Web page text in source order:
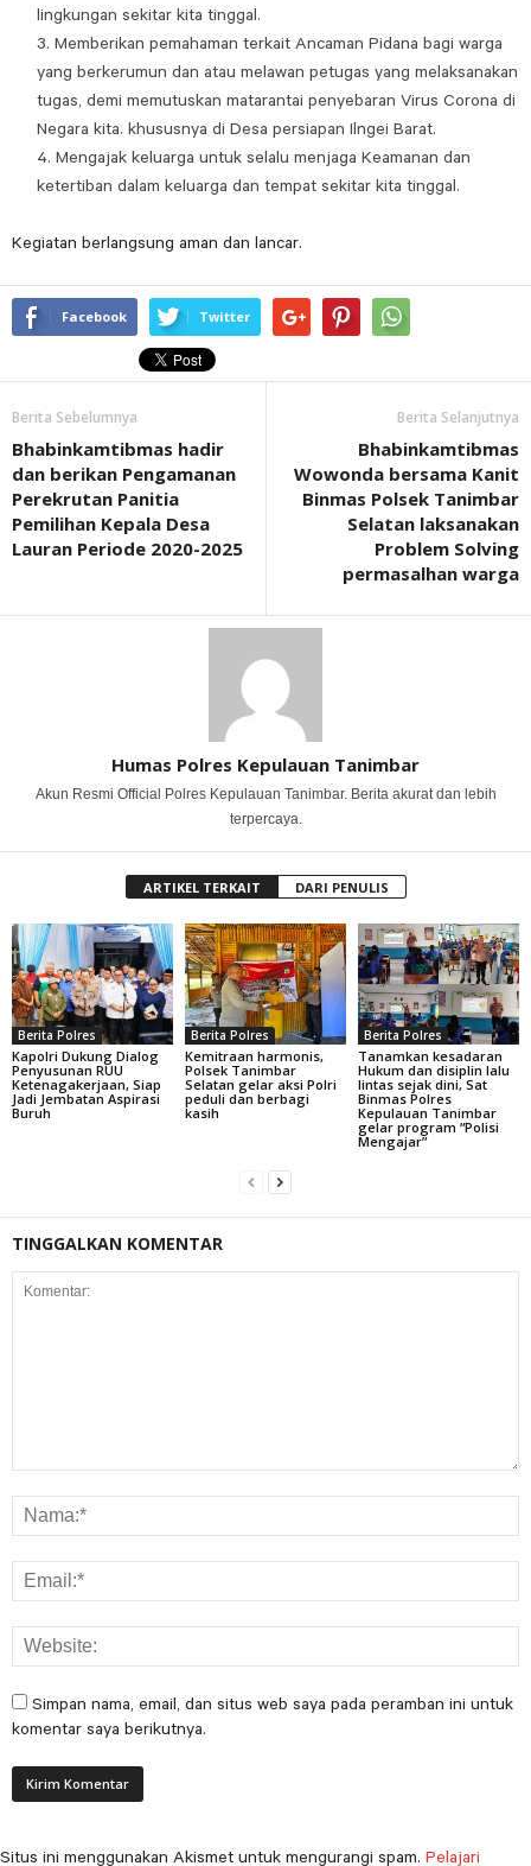
lingkungan sekitar kita tinggal.
Memberikan pemahaman terkait Ancaman Pidana bagi warga
yang berkerumun dan atau melawan petugas yang melaksanakan
tugas, demi memutuskan matarantai penyebaran Virus Corona di
Negara kita. khususnya di Desa persiapan Ilngei Barat.
Mengajak keluarga untuk selalu menjaga Keamanan dan
ketertiban dalam keluarga dan tempat sekitar kita tinggal.
Kegiatan berlangsung aman dan lancar.
Facebook Twitter
Berita Sebelumnya
Bhabinkamtibmas hadir
dan berikan Pengamanan
Perekrutan Panitia
Pemilihan Kepala Desa
Lauran Periode 2020-2025
Berita Selanjutnya
Bhabinkamtibmas
Wowonda bersama Kanit
Binmas Polsek Tanimbar
Selatan laksanakan
Problem Solving
permasalhan warga
Humas Polres Kepulauan Tanimbar
Akun Resmi Official Polres Kepulauan Tanimbar. Berita akurat dan lebih
terpercaya.
ARTIKEL TERKAIT DARI PENULIS
Berita Polres
Kapolri Dukung Dialog
Penyusunan RUU
Ketenagakerjaan, Siap
Jadi Jembatan Aspirasi
Buruh
Berita Polres
Kemitraan harmonis,
Polsek Tanimbar
Selatan gelar aksi Polri
peduli dan berbagi
kasih
Berita Polres
Tanamkan kesadaran
Hukum dan disiplin lalu
lintas sejak dini, Sat
Binmas Polres
Kepulauan Tanimbar
gelar program “Polisi
Mengajar”
TINGGALKAN KOMENTAR
Simpan nama, email, dan situs web saya pada peramban ini untuk
komentar saya berikutnya.
Situs ini menggunakan Akismet untuk mengurangi spam. Pelajari